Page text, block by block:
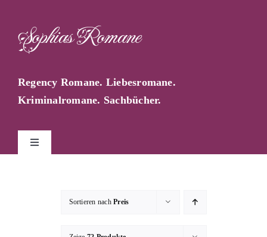
springenSophias Romane
Regency Romane. Liebesromane.
Kriminalromane. Sachbücher.
Toggle
Sortieren nachPreis